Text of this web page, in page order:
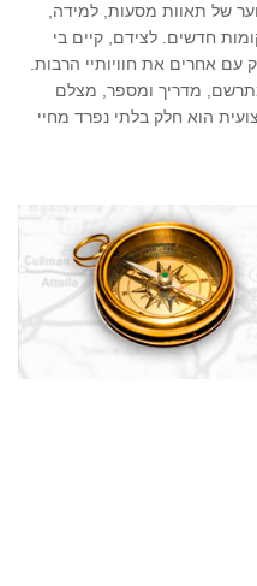
של תאוות מסעות, למידה,
חדשים. לצידם, קיים בי
עם אחרים את חוויותיי הרבות.
מדריך ומספר, מצלם
הוא חלק בלתי נפרד מחיי